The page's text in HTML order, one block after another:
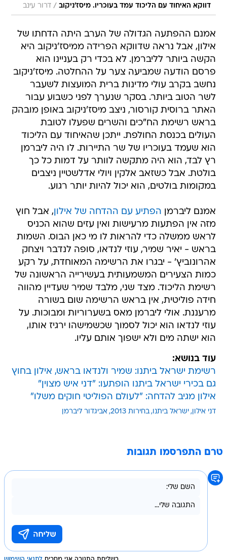
דווקא האיחוד עם הליכוד עמד בעוכריו. מיסז'ניקוב / דרור עינב
אמנם ההפתעה הגדולה של הערב היתה הדחתו של
אילון, אבל נראה שדווקא הפרידה ממיסז'ניקוב היא
הקשה ביותר לליברמן. לא בכדי רק בעניינו הוא
פרסם הודעה שמביעה צער על ההחלטה. מיסז'ניקוב
נחשב בקרב עולי מדינות ברית המועצות לשעבר
לשר הטוב ביותר. בסקר שנערך לפני כשבוע עבור
האתר ברוסית קורסור, ניצב מיסז'ניקוב באופן מובהק
בראש רשימת הח"כים והשרים שפעלו לטובת
העולים בכנסת החולפת. ייתכן שהאיחוד עם הליכוד
הוא שעמד בעוכריו של שר התיירות. לו היה ליברמן
רץ לבד, הוא היה מתקשה לוותר על דמות כל כך
בולטת. אבל כשזאב אלקין ויולי אדלשטיין ניצבים
במקומות בולטים, הוא יכול להיות יותר רגוע.
אמנם ליברמן הפתיע עם ההדחה של אילון, אבל חוץ
מזה אין הפתעות מרעישות ואין עזים שהוא הכניס
לראש ממשלה כדי להראות לו מי כאן הבוס. השמות
בראש - יאיר שמיר, עוזי לנדאו, סופה לנדבר ויצחק
אהרונוביץ' - יבגרו את הרשימה המאוחדת, על רקע
כמות הצעירים המשמעותית בעשירייה הראשונה של
רשימת הליכוד. מצד שני, מלבד שמיר שעדיין מהווה
חידה פוליטית, אין בראש הרשימה שום בשורה
מרעננת. אולי ליברמן מאס בשערוריות ומבוכות. על
עוזי לנדאו הוא יכול לסמוך שכשמישהו ירגיז אותו,
הוא ישתה מים ולא ישפוך אותם עליו.
עוד בנושא:
רשימת ישראל ביתנו: שמיר ולנדאו בראש, אילון בחוץ
גם בכירי ישראל ביתנו הופתעו: "דני איש מצוין"
אילון מגיב להדחה: "לעולם הפוליטי חוקים משלו"
דני אילון ישראל ביתנו בחירות 2013 אביגדור ליברמן
טרם התפרסמו תגובות